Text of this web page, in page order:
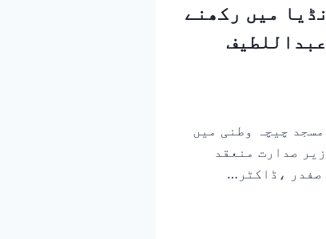
میں رکھنے
چیچہ وطنی میں
صدارت منعقد
صفدر ،ڈاکٹر…